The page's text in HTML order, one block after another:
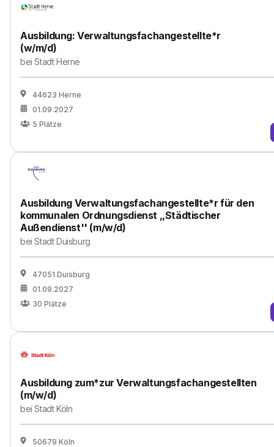
Ausbildung: Verwaltungsfachangestellte*r
(w/m/d)
beiStadt Herne
44623 Herne
01.09.2027
5 Plätze
Ausbildung Verwaltungsfachangestellte*r für den
kommunalen Ordnungsdienst ,,Städtischer
Außendienst'' (m/w/d)
beiStadt Duisburg
47051 Duisburg
01.09.2027
30 Plätze
Ausbildung zum*zur Verwaltungsfachangestellten
(m/w/d)
beiStadt Köln
50679 Köln